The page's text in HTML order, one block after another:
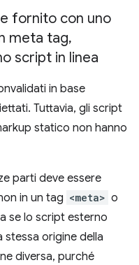
fornito con uno
meta tag,
script in linea
in base
Tuttavia, gli script
statico non hanno
parti deve essere
in un tag <meta> o
se lo script esterno
stessa origine della
diversa, purché